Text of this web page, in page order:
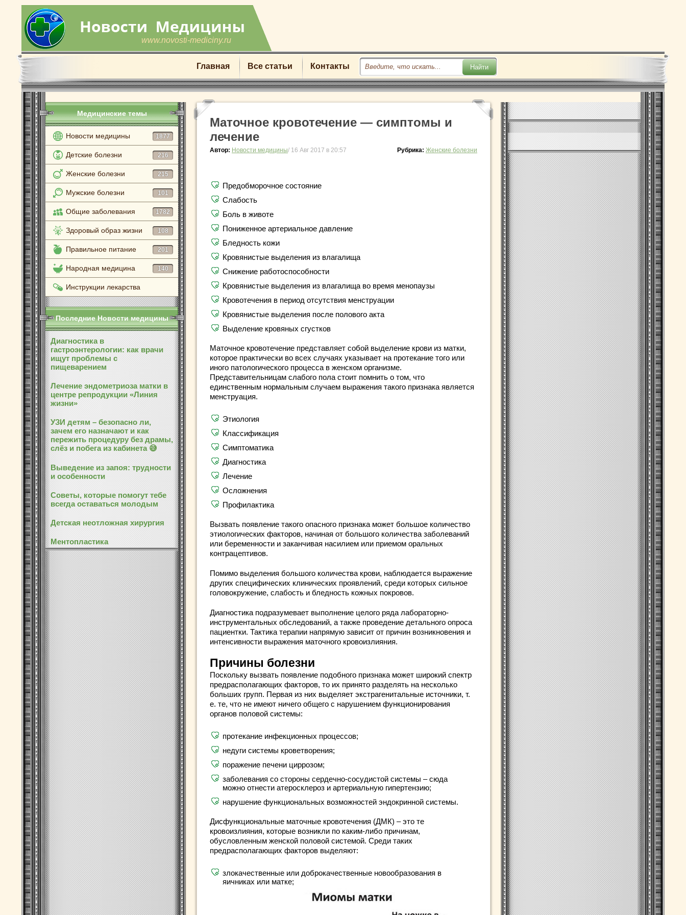
www.novosti-mediciny.ru
Главная Все статьи Контакты
Медицинские темы
Новости медицины 1877
Детские болезни 216
Женские болезни 215
Мужские болезни 101
Общие заболевания 1782
Здоровый образ жизни 108
Правильное питание 201
Народная медицина 140
Инструкции лекарства
Последние Новости медицины
Диагностика в
гастроэнтерологии: как врачи
ищут проблемы с
пищеварением
Лечение эндометриоза матки в
центре репродукции «Линия
жизни»
УЗИ детям – безопасно ли,
зачем его назначают и как
пережить процедуру без драмы,
слёз и побега из кабинета 😅
Выведение из запоя: трудности
и особенности
Советы, которые помогут тебе
всегда оставаться молодым
Детская неотложная хирургия
Ментопластика
Маточное кровотечение — симптомы и
лечение
Автор: Новости медицины/ 16 Авг 2017 в 20:57 Рубрика: Женские болезни
Предобморочное состояние
Слабость
Боль в животе
Пониженное артериальное давление
Бледность кожи
Кровянистые выделения из влагалища
Снижение работоспособности
Кровянистые выделения из влагалища во время менопаузы
Кровотечения в период отсутствия менструации
Кровянистые выделения после полового акта
Выделение кровяных сгустков
Маточное кровотечение представляет собой выделение крови из матки,
которое практически во всех случаях указывает на протекание того или
иного патологического процесса в женском организме.
Представительницам слабого пола стоит помнить о том, что
единственным нормальным случаем выражения такого признака является
менструация.
Этиология
Классификация
Симптоматика
Диагностика
Лечение
Осложнения
Профилактика
Вызвать появление такого опасного признака может большое количество
этиологических факторов, начиная от большого количества заболеваний
или беременности и заканчивая насилием или приемом оральных
контрацептивов.
Помимо выделения большого количества крови, наблюдается выражение
других специфических клинических проявлений, среди которых сильное
головокружение, слабость и бледность кожных покровов.
Диагностика подразумевает выполнение целого ряда лабораторно-
инструментальных обследований, а также проведение детального опроса
пациентки. Тактика терапии напрямую зависит от причин возникновения и
интенсивности выражения маточного кровоизлияния.
Причины болезни
Поскольку вызвать появление подобного признака может широкий спектр
предрасполагающих факторов, то их принято разделять на несколько
больших групп. Первая из них выделяет экстрагенитальные источники, т.
е. те, что не имеют ничего общего с нарушением функционирования
органов половой системы:
протекание инфекционных процессов;
недуги системы кроветворения;
поражение печени циррозом;
заболевания со стороны сердечно-сосудистой системы – сюда
можно отнести атеросклероз и артериальную гипертензию;
нарушение функциональных возможностей эндокринной системы.
Дисфункциональные маточные кровотечения (ДМК) – это те
кровоизлияния, которые возникли по каким-либо причинам,
обусловленным женской половой системой. Среди таких
предрасполагающих факторов выделяют:
злокачественные или доброкачественные новообразования в
яичниках или матке;